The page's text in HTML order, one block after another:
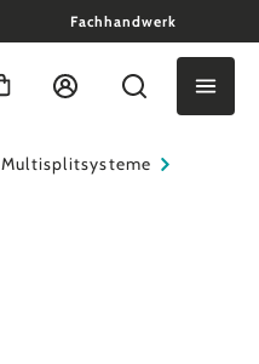
Fachhandwerk
Warenkorb enthält 0
Multisplitsysteme